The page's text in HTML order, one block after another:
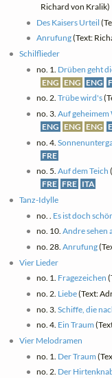
Richard von Kralik)
Des Kaisers Urteil
Anrufung(Text:
Schilflieder
no. 1. Drüben geht
ENG ENG ENG
no. 2. Trübe wird's
no. 3. Auf geheimem
ENG ENG ENG
no. 4.
FRE
no. 5. Auf dem Teich
FRE FRE ITA
Tanz-Idylle
no. . Es ist doch
no. 10. Andre sehen
no. 28. Anrufung
Vier Lieder
no. 1. Fragezeichen
no. 2. Liebe(Text:
no. 3. Schiffe, die
no. 4. Ein Traum
Vier Melodramen
no. 1. Der Traum
no. 2. Der